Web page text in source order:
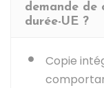
demande de
durée-UE ?
Copie